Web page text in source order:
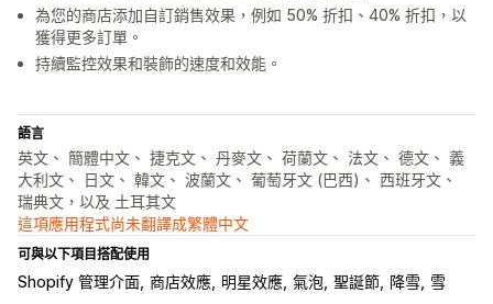
為您的商店添加自訂銷售效果，例如 50% 折扣、40% 折扣，以
獲得更多訂單。
持續監控效果和裝飾的速度和效能。
語言
英文、 簡體中文、 捷克文、 丹麥文、 荷蘭文、 法文、 德文、 義
大利文、 日文、 韓文、 波蘭文、 葡萄牙文 (巴西)、 西班牙文、
瑞典文，以及 土耳其文
這項應用程式尚未翻譯成繁體中文
可與以下項目搭配使用
Shopify 管理介面 商店效應 明星效應 氣泡 聖誕節 降雪 雪